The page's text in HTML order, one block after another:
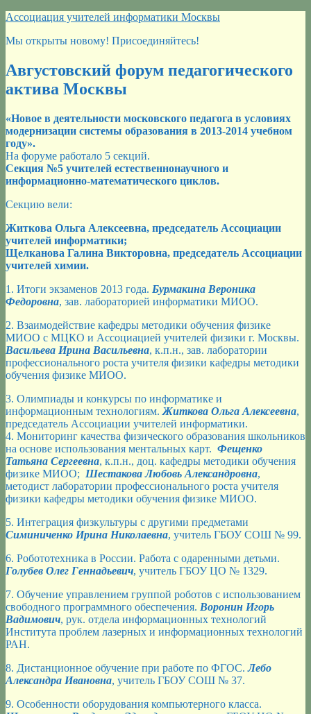
Перейти
содержимому
Ассоциация учителей информатики Москвы
Мы открыты новому! Присоединяйтесь!
Августовский форум педагогического
актива Москвы
«Новое в деятельности московского педагога в условиях
модернизации системы образования в 2013-2014 учебном
году».
На форуме работало 5 секций.
Секция №5 учителей естественнонаучного и
информационно-математического циклов.
Секцию вели:
Житкова Ольга Алексеевна, председатель Ассоциации
учителей информатики;
Щелканова Галина Викторовна, председатель Ассоциации
учителей химии.
1. Итоги экзаменов 2013 года. Бурмакина Вероника
Федоровна, зав. лабораторией информатики МИОО.
2. Взаимодействие кафедры методики обучения физике
МИОО с МЦКО и Ассоциацией учителей физики г. Москвы.
Васильева Ирина Васильевна, к.п.н., зав. лаборатории
профессионального роста учителя физики кафедры методики
обучения физике МИОО.
3. Олимпиады и конкурсы по информатике и
информационным технологиям. Житкова Ольга Алексеевна,
председатель Ассоциации учителей информатики.
4. Мониторинг качества физического образования школьников
на основе использования ментальных карт. Фещенко
Татьяна Сергеевна, к.п.н., доц. кафедры методики обучения
физике МИОО; Шестакова Любовь Александровна,
методист лаборатории профессионального роста учителя
физики кафедры методики обучения физике МИОО.
5. Интеграция физкультуры с другими предметами
Симиниченко Ирина Николаевна, учитель ГБОУ СОШ № 99.
6. Робототехника в России. Работа с одаренными детьми.
Голубев Олег Геннадьевич, учитель ГБОУ ЦО № 1329.
7. Обучение управлением группой роботов с использованием
свободного программного обеспечения. Воронин Игорь
Вадимович, рук. отдела информационных технологий
Института проблем лазерных и информационных технологий
РАН.
8. Дистанционное обучение при работе по ФГОС.Лебо
Александра Ивановна, учитель ГБОУ СОШ № 37.
9. Особенности оборудования компьютерного класса.